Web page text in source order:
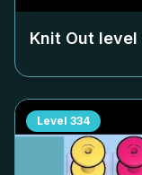
Knit Out level
Level 334